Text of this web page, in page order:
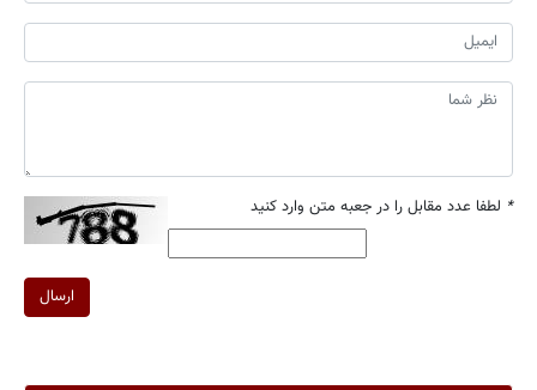
* لطفا عدد مقابل را در جعبه متن وارد کنید
ارسال